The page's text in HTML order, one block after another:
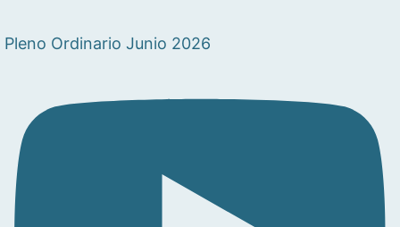
Pleno Ordinario Junio 2026